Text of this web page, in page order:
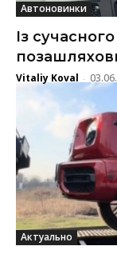
Автоновинки
Із
Vitaliy Koval -
Актуально